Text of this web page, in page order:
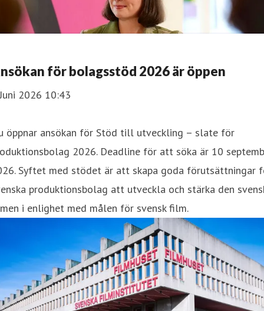
för bolagsstöd 2026 är öppen
2026 10:43
öppnar ansökan för Stöd till utveckling – slate för
2026. Deadline för att söka är 10
Syftet med stödet är att skapa goda förutsättningar
produktionsbolag att utveckla och stärka den
i enlighet med målen för svensk film.